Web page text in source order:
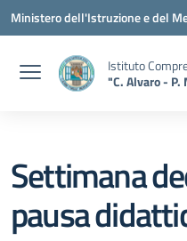
Vai ai contenuti
Vai al menu di navigazione
Vai al footer
Ministero dell'Istruzione e del
Istituto
"C. Alvaro - P.
Settimana
pausa